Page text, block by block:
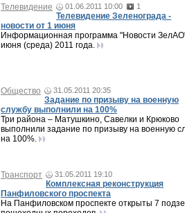
Телевидение 01.06.2011 10:00 1
Телевидение Зеленограда -
новости от 1 июня
Информационная программа "Новости
июня (среда) 2011 года.
Общество 31.05.2011 20:35
Задание по призыву на военную
службу выполнили на 100%
Три района – Матушкино, Савелки и Крюково
выполнили задание по призыву на военную
на 100%.
Транспорт 31.05.2011 19:10
Комплексная реконструкция
Панфиловского проспекта
На Панфиловском проспекте открыты 7